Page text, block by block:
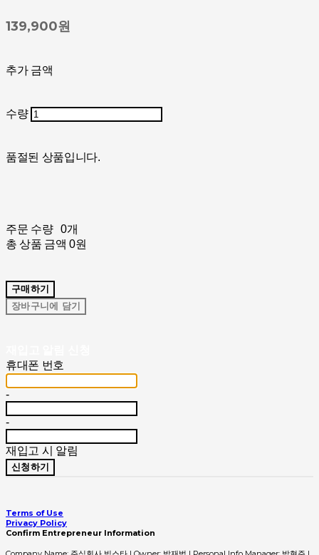
139,900원
추가 금액
수량
품절된 상품입니다.
주문 수량
0개
총 상품 금액 0원
구매하기
장바구니에 담기
휴대폰 번호
-
-
재입고 시 알림
신청하기
Terms of Use
Privacy Policy
Confirm Entrepreneur Information